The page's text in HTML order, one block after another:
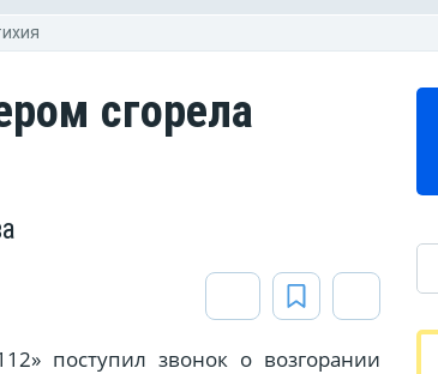
сгорела
поступил звонок о возгорании